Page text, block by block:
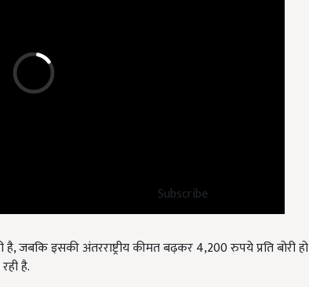
Subscribe
जबकि इसकी अंतरराष्ट्रीय कीमत बढ़कर 4,200 रुपये प्रति बोरी हो
है.